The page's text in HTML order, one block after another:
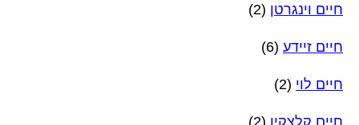
חיים וינגרטן (2)
חיים זיידע (6)
חיים לוי (2)
חיים קלצקין (2)